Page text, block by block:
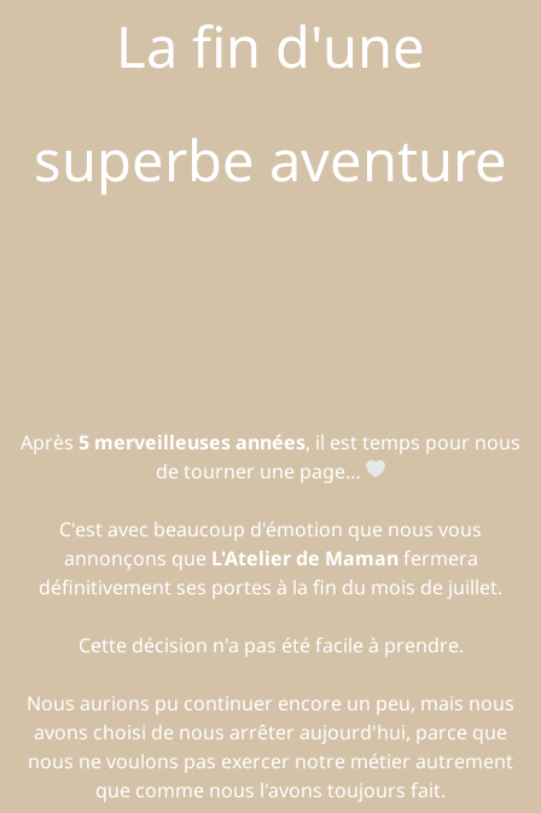
La fin d'une
superbe aventure
Après 5 merveilleuses années, il est temps pour nous
de tourner une page…
C'est avec beaucoup d'émotion que nous vous
annonçons que L'Atelier de Maman fermera
définitivement ses portes à la fin du mois de juillet.
Cette décision n'a pas été facile à prendre.
Nous aurions pu continuer encore un peu, mais nous
avons choisi de nous arrêter aujourd'hui, parce que
nous ne voulons pas exercer notre métier autrement
que comme nous l'avons toujours fait.